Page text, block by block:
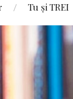
Tu și TREI